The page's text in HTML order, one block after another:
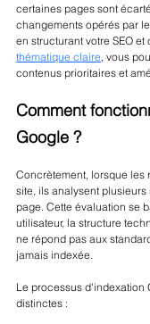
certaines pages sont
changements opérés par
en structurant votre SEO et
thématique claire , vous
contenus prioritaires et
Comment
Google ?
Concrètement, lorsque les
site, ils analysent
page. Cette évaluation se
utilisateur, la structure
ne répond pas aux
jamais indexée.
Le processus d'indexation
distinctes :